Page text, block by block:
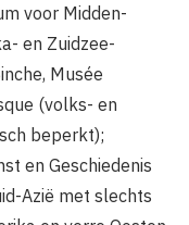
voor Midden-
en Zuidzee-
Musée
(volks- en
beperkt);
en Geschiedenis
Azië met slechts